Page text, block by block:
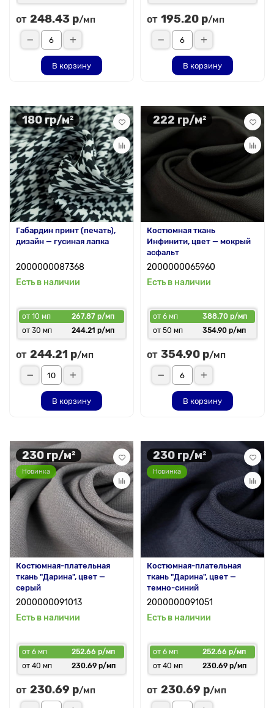
от 248.43 р/мп
В корзину
от 195.20 р/мп
В корзину
180 гр/м²
Габардин принт (печать),
дизайн — гусиная лапка
2000000087368
Есть в наличии
от 10 мп
267.87 р/мп
от 30 мп
244.21 р/мп
от 244.21 р/мп
В корзину
222 гр/м²
Костюмная ткань
Инфинити, цвет — мокрый
асфальт
2000000065960
Есть в наличии
от 6 мп
388.70 р/мп
от 50 мп
354.90 р/мп
от 354.90 р/мп
В корзину
230 гр/м²
Новинка
Костюмная-плательная
ткань "Дарина", цвет —
серый
2000000091013
Есть в наличии
от 6 мп
252.66 р/мп
от 40 мп
230.69 р/мп
от 230.69 р/мп
230 гр/м²
Новинка
Костюмная-плательная
ткань "Дарина", цвет —
темно-синий
2000000091051
Есть в наличии
от 6 мп
252.66 р/мп
от 40 мп
230.69 р/мп
от 230.69 р/мп